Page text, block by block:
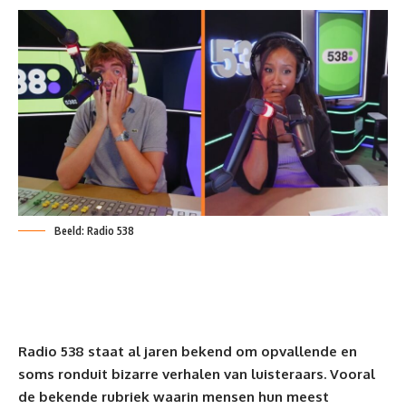
Beeld: Radio 538
Radio 538 staat al jaren bekend om opvallende en
soms ronduit bizarre verhalen van luisteraars. Vooral
de bekende rubriek waarin mensen hun meest